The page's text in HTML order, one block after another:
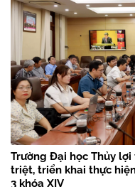
Trường Đại học Thủy
triệt, triển khai thực
3 khóa XIV